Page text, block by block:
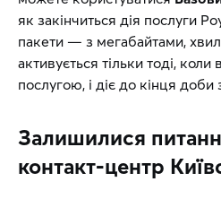
як закінчиться дія послуги
пакети — з мегабайтами,
активується тільки тоді, коли
послугою, і діє до кінця доби
Залишилися
контакт-центр